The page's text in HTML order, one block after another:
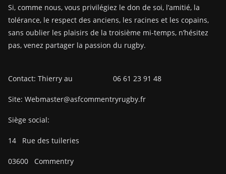
Si, comme nous, vous privilégiez le don de soi, l’amitié, la
tolérance, le respect des anciens, les racines et les copains,
sans oublier les plaisirs de la troisième mi-temps, n’hésitez
pas, venez partager la passion du rugby.
Contact: Thierry au 06 61 23 91 48
Site: Webmaster@asfcommentryrugby.fr
Siège social:
14 Rue des tuileries
03600 Commentry